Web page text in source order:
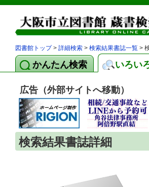
図書館トップ> 詳細検索 > 検索結果書誌一覧 >
かんたん検索 いろい
広告（外部サイトへ移動）
検索結果書誌詳細